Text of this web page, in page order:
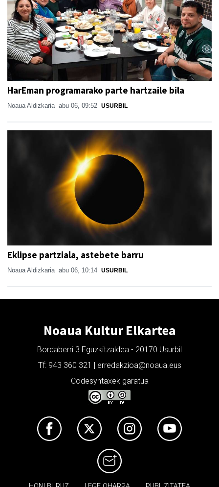
HarEman programarako parte hartzaile bila
Noaua Aldizkaria abu 06, 09:52 USURBIL
Eklipse partziala, astebete barru
Noaua Aldizkaria abu 06, 10:14 USURBIL
Noaua Kultur Elkartea
Bordaberri 3 Eguzkitzaldea - 20170 Usurbil
Tf: 943 360 321 | erredakzioa@noaua.eus
Codesyntaxek garatua